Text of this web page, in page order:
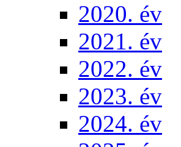
2020. év
2021. év
2022. év
2023. év
2024. év